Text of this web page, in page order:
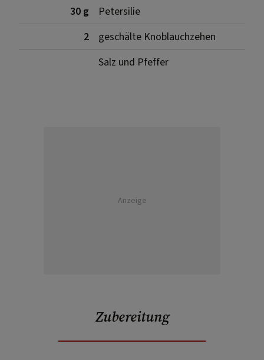
30 g
Petersilie
2
geschälte Knoblauchzehen
Salz und Pfeffer
Anzeige
Zubereitung